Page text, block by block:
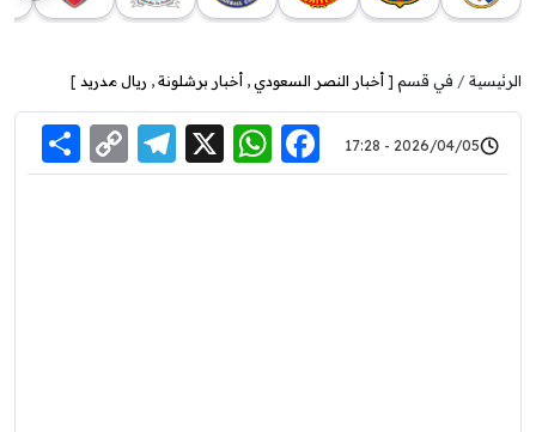
الرئيسية في قسم [ أخبار النصر السعودي , أخبار برشلونة , ريال مدريد ]
2026/04/05 - 17:28
Facebook
WhatsApp
X
Link